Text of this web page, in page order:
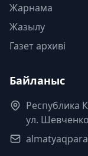
Жарнама
Жазылу
Газет архиві
Байланыс
Республика
ул.